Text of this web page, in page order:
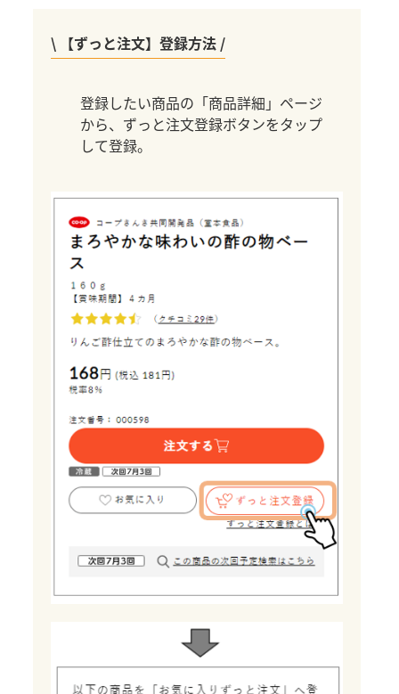
\ 【ずっと注文】登録方法 /
登録したい商品の「商品詳細」ページ
から、ずっと注文登録ボタンをタップ
して登録。